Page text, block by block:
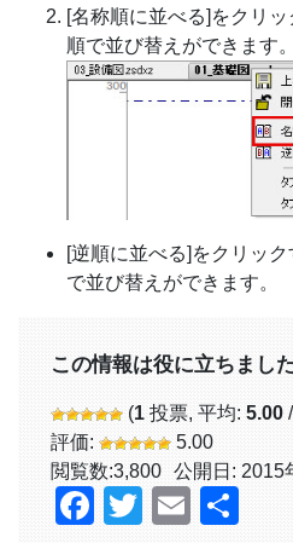
[名称順に並べる]をクリ
順で並び替えができます。
[逆順に並べる]をクリッ
で並び替えができます。
この情報は役に立ちまし
(1 投票, 平均: 5.00
評価:
5.00
閲覧数:3,800 公開日: 2015
Facebook
TwitterEmail